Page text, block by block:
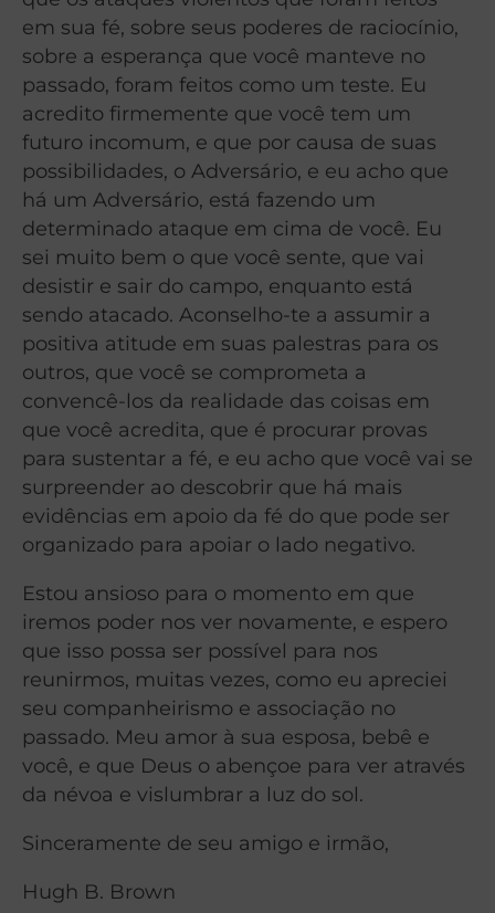
em sua fé, sobre seus poderes de raciocínio,
sobre a esperança que você manteve no
passado, foram feitos como um teste. Eu
acredito firmemente que você tem um
futuro incomum, e que por causa de suas
possibilidades, o Adversário, e eu acho que
há um Adversário, está fazendo um
determinado ataque em cima de você. Eu
sei muito bem o que você sente, que vai
desistir e sair do campo, enquanto está
sendo atacado. Aconselho-te a assumir a
positiva atitude em suas palestras para os
outros, que você se comprometa a
convencê-los da realidade das coisas em
que você acredita, que é procurar provas
para sustentar a fé, e eu acho que você vai se
surpreender ao descobrir que há mais
evidências em apoio da fé do que pode ser
organizado para apoiar o lado negativo.
Estou ansioso para o momento em que
iremos poder nos ver novamente, e espero
que isso possa ser possível para nos
reunirmos, muitas vezes, como eu apreciei
seu companheirismo e associação no
passado. Meu amor à sua esposa, bebê e
você, e que Deus o abençoe para ver através
da névoa e vislumbrar a luz do sol.
Sinceramente de seu amigo e irmão,
Hugh B. Brown